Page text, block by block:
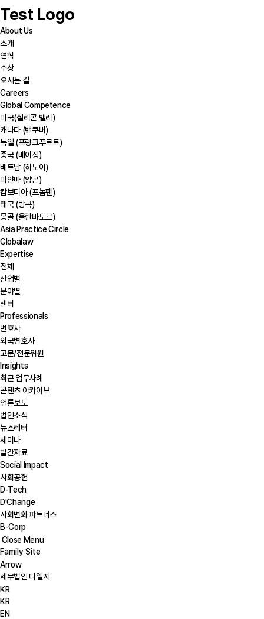
Test Logo
About Us
소개
연혁
수상
오시는 길
Careers
Global Competence
미국(실리콘 밸리)
캐나다 (밴쿠버)
독일 (프랑크푸르트)
중국 (베이징)
베트남 (하노이)
미얀마 (양곤)
캄보디아 (프놈펜)
태국 (방콕)
몽골 (울란바토르)
Asia Practice Circle
Globalaw
Expertise
전체
산업별
분야별
센터
Professionals
변호사
외국변호사
고문/전문위원
Insights
최근 업무사례
콘텐츠 아카이브
언론보도
법인소식
뉴스레터
세미나
발간자료
Social Impact
사회공헌
D-Tech
D'Change
사회변화 파트너스
B-Corp
Close Menu
Family Site
Arrow
세무법인 디엘지
KR
KR
EN